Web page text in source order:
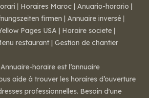
| Horaires Maroc | Anuario-horario |
firmen | Annuaire inversé |
Pages USA | Horaire societe |
restaurant | Gestion de chantier
horaire est l’annuaire
aide à trouver les horaires d’ouverture
professionnelles. Besoin d'une